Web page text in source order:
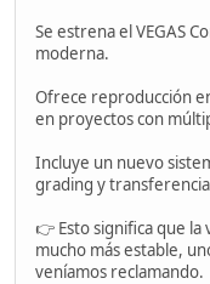
Se estrena el VEGAS
moderna.
Ofrece reproducción
en proyectos con
Incluye un nuevo
grading y
👉 Esto significa que
mucho más estable,
veníamos reclamando.